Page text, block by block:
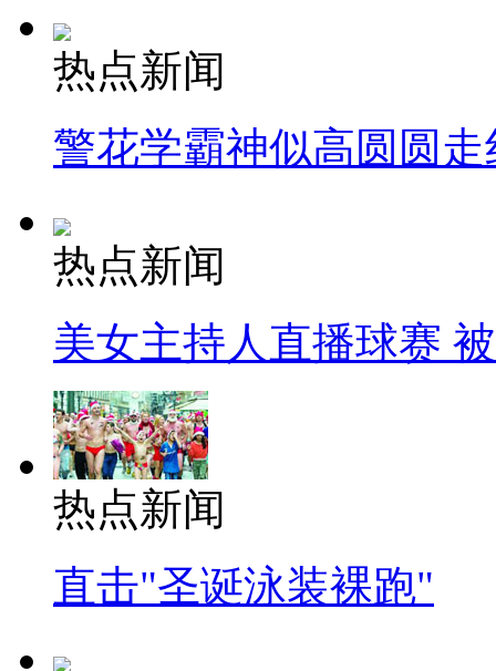
热点新闻
警花学霸神似高圆圆走
热点新闻
美女主持人直播球赛
热点新闻
直击"圣诞泳装裸跑"